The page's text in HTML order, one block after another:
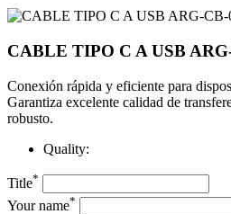
CABLE TIPO C A USB
Conexión rápida y eficiente para
Garantiza excelente calidad de
robusto.
Quality:
Title*
Your name*